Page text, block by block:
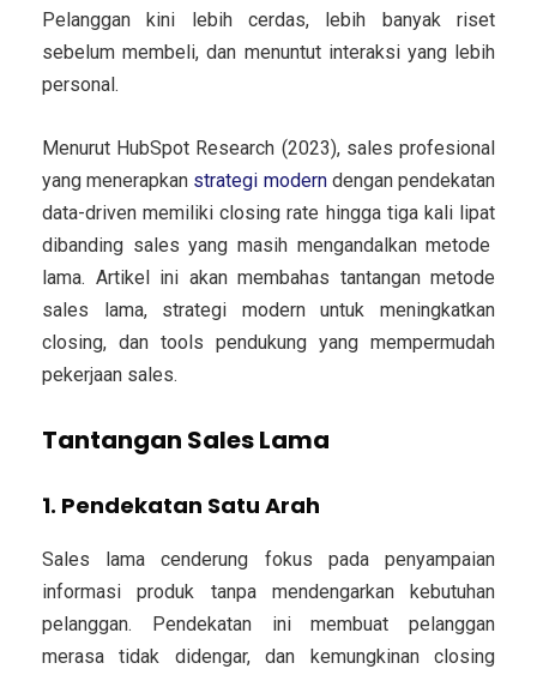
Pelanggan kini lebih cerdas, lebih banyak riset
sebelum membeli, dan menuntut interaksi yang lebih
personal.
Menurut HubSpot Research (2023), sales profesional
yang menerapkan strategi moderndengan pendekatan
data-driven memilikiclosing rate hingga tiga kali lipat
dibanding sales yang masih mengandalkan metode
lama. Artikel ini akan membahas tantangan metode
sales lama, strategi modern untuk meningkatkan
closing, dan tools pendukung yang mempermudah
pekerjaan sales.
Tantangan Sales Lama
1. Pendekatan Satu Arah
Sales lama cenderung fokus pada penyampaian
informasi produk tanpa mendengarkan kebutuhan
pelanggan. Pendekatan ini membuat pelanggan
merasa tidak didengar, dan kemungkinan closing